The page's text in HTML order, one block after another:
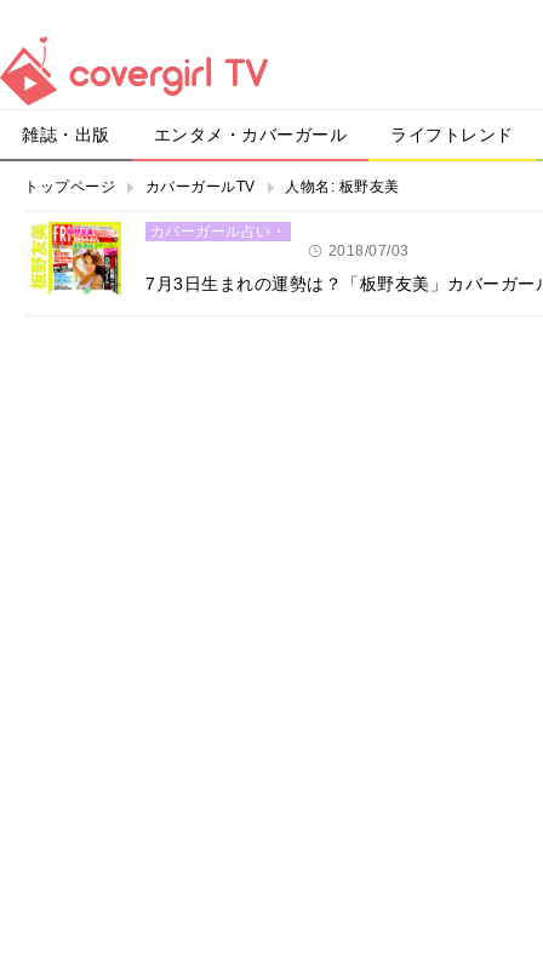
雑誌・出版 エンタメ・カバーガール ライフトレンド
トップページ カバーガールTV 人物名: 板野友美
カバーガール占い・
2018/07/03
7月3日生まれの運勢は？「板野友美」カバーガー